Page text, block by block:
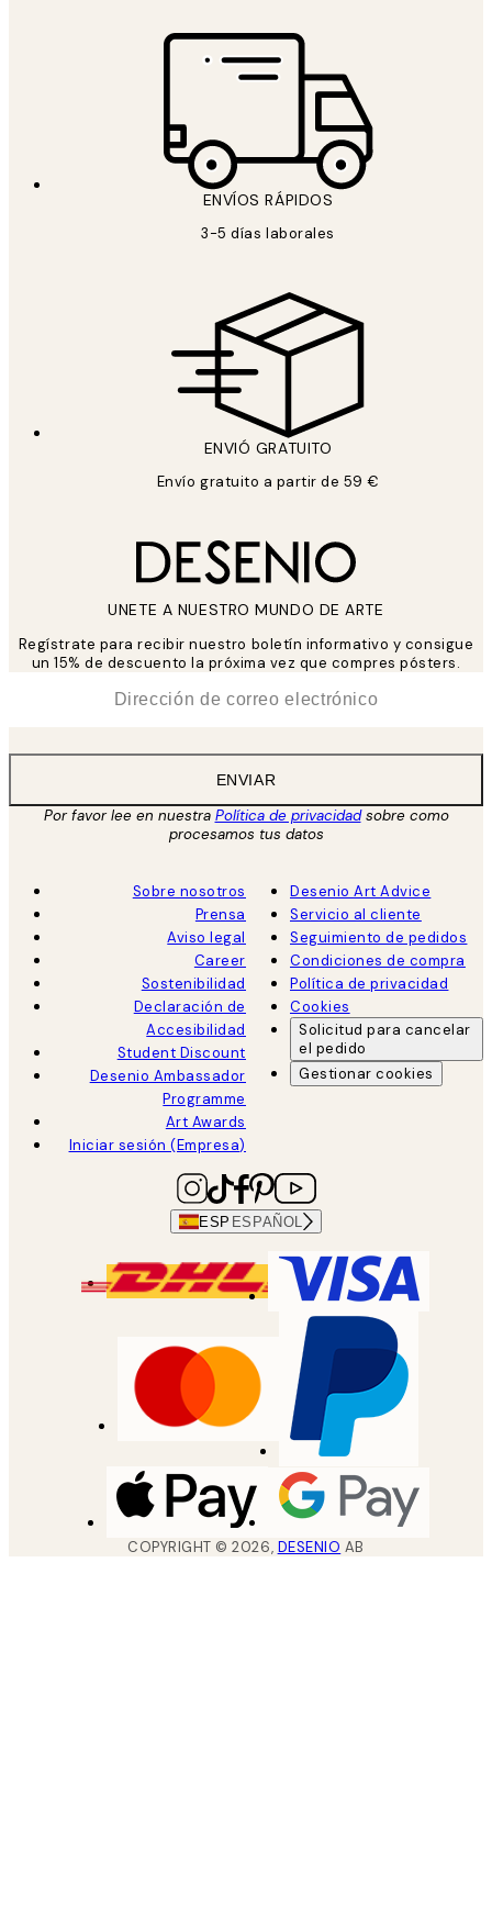
ENVÍOS RÁPIDOS
3-5 días laborales
ENVIÓ GRATUITO
Envío gratuito a partir de 59 €
UNETE A NUESTRO MUNDO DE ARTE
Regístrate para recibir nuestro boletín informativo y consigue
un 15% de descuento la próxima vez que compres pósters.
ENVIAR
Por favor lee en nuestra Política de privacidadsobre como
procesamos tus datos
Sobre nosotros
Prensa
Aviso legal
Career
Sostenibilidad
Declaración de
Accesibilidad
Student Discount
Desenio Ambassador
Programme
Art Awards
Iniciar sesión (Empresa)
Desenio Art Advice
Servicio al cliente
Seguimiento de pedidos
Condiciones de compra
Política de privacidad
Cookies
Solicitud para cancelar
el pedido
Gestionar cookies
ESP ESPAÑOL
COPYRIGHT ©2026, DESENIO AB